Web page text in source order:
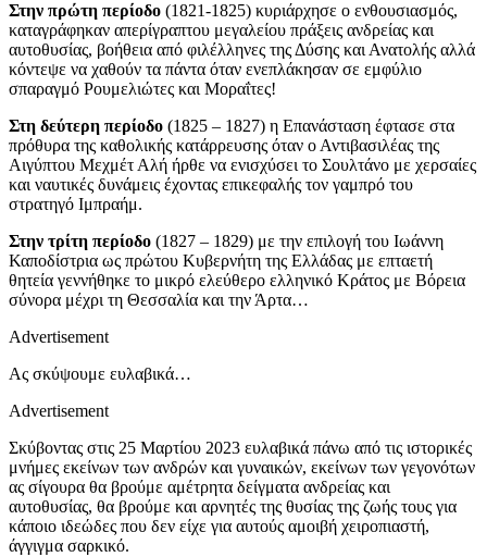
Στην πρώτη περίοδο (1821-1825) κυριάρχησε ο ενθουσιασμός,
καταγράφηκαν απερίγραπτου μεγαλείου πράξεις ανδρείας και
αυτοθυσίας, βοήθεια από φιλέλληνες της Δύσης και Ανατολής αλλά
κόντεψε να χαθούν τα πάντα όταν ενεπλάκησαν σε εμφύλιο
σπαραγμό Ρουμελιώτες και Μοραΐτες!
Στη δεύτερη περίοδο (1825 – 1827) η Επανάσταση έφτασε στα
πρόθυρα της καθολικής κατάρρευσης όταν ο Αντιβασιλέας της
Αιγύπτου Μεχμέτ Αλή ήρθε να ενισχύσει το Σουλτάνο με χερσαίες
και ναυτικές δυνάμεις έχοντας επικεφαλής τον γαμπρό του
στρατηγό Ιμπραήμ.
Στην τρίτη περίοδο (1827 – 1829) με την επιλογή του Ιωάννη
Καποδίστρια ως πρώτου Κυβερνήτη της Ελλάδας με επταετή
θητεία γεννήθηκε το μικρό ελεύθερο ελληνικό Κράτος με Βόρεια
σύνορα μέχρι τη Θεσσαλία και την Άρτα…
Advertisement
Ας σκύψουμε ευλαβικά…
Advertisement
Σκύβοντας στις 25 Μαρτίου 2023 ευλαβικά πάνω από τις ιστορικές
μνήμες εκείνων των ανδρών και γυναικών, εκείνων των γεγονότων
ας σίγουρα θα βρούμε αμέτρητα δείγματα ανδρείας και
αυτοθυσίας, θα βρούμε και αρνητές της θυσίας της ζωής τους για
κάποιο ιδεώδες που δεν είχε για αυτούς αμοιβή χειροπιαστή,
άγγιγμα σαρκικό.